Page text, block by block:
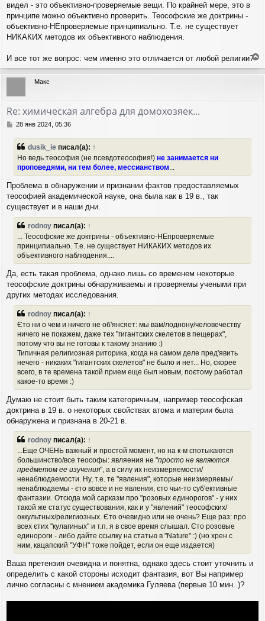
видел - это объективно-проверяемые вещи. По крайней мере, это в
принципе можно объективно проверить. Теософские же доктрины -
объективно-НЕпроверяемые принципиально. Т.е. не существует
НИКАКИХ методов их объективного наблюдения.
И все тот же вопрос: чем именно это отличается от любой религии?
е
р
Макс
Re: химическая алгебра для домохозяек...
С
о
щ
н
и
е
28 янв 2024, 05:36
dusik_ie писал(а): ↑
Но ведь теософия (не псевдотеософия!) не занимается ни
проповедями, ни тем более, мессианством...
Проблема в обнаружении и признании фактов предоставляемых
теософией академической науке, она была как в 19 в., так
существует и в наши дни.
rodnoy писал(а): ↑
... Теософские же доктрины - объективно-НЕпроверяемые
принципиально. Т.е. не существует НИКАКИХ методов их
объективного наблюдения....
Да, есть такая проблема, однако лишь со временем некоторые
теософские доктрины обнаруживаемы и проверяемы учеными при
других методах исследования.
rodnoy писал(а): ↑
Єто ни о чем и ничего не об'янсяет: мы вам/лоднону/человечеству
ничего не покажем, даже тех "гигантских скелетов в пещерах",
потому что вы не готовы к такому знанию :)
Типичная религиозная риторика, когда на самом деле пред'явить
нечего - никаких "гигантских скелетов" не было и нет... Но, скорее
всего, в те времена такой прием еще был новым, поєтому работал
какое-то время :)
Думаю не стоит быть таким категоричным, например теософская
доктрина в 19 в. о некоторых свойствах атома и материи была
обнаружена и признана в 20-21 в.
rodnoy писал(а): ↑
...Еще ОЧЕНЬ важный и простой момент, но на к-м спотыкаются
большинство/все теософы: являения не "просто не являются
предметом ее изучения", а в силу их неизмеряемости/
ненаблюдаемости. Ну, т.е. те "явления", которые неизмеряемы/
ненаблюдаемы - єто вовсе и не явления, єто чьи-то суб'ективные
фантазии. Отсюда мой сарказм про "розовых единорогов" - у них
такой же статус существования, как и у "явлений" теософских/
оккультных/религиозных. Єто очевидно или не очень? Еще раз: про
всех єтих "кулагиных" и т.п. я в свое время слышал. Єто розовые
единороги - либо дайте ссылку на статью в "Nature" :) (но хрен с
ним, кацапский "УФН" тоже пойдет, если он еще издается)
Ваша претензия очевидна и понятна, однако здесь стоит уточнить и
определить с какой стороны исходит фантазия, вот Вы например
лично согласны с мнением академика Гуляева (первые 10 мин..)?